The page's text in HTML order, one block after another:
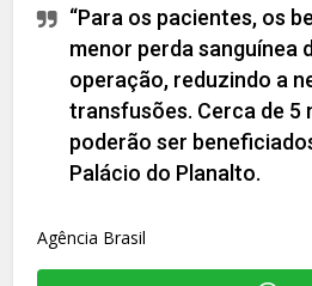
“Para os pacientes, os
menor perda sanguínea
operação, reduzindo a
transfusões. Cerca de 5
poderão ser
Palácio do Planalto.
Agência Brasil